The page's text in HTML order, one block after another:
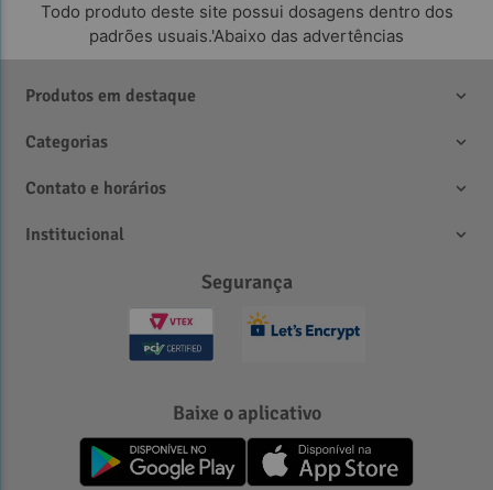
Todo produto deste site possui dosagens dentro dos
padrões usuais.'Abaixo das advertências
Produtos em destaque
Categorias
Contato e horários
Institucional
Segurança
Baixe o aplicativo